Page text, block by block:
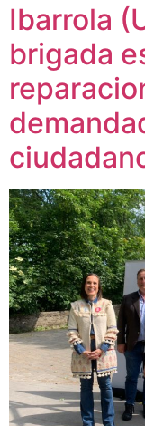
Ibarrola
brigada